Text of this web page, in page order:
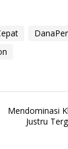
Mendominasi
Justru